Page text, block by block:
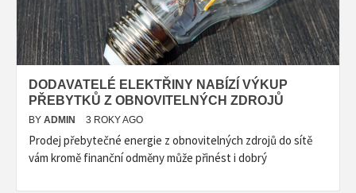
DODAVATELÉ ELEKTŘINY NABÍZÍ VÝKUP
PŘEBYTKŮ Z OBNOVITELNÝCH ZDROJŮ
BY ADMIN 3 ROKY AGO
Prodej přebytečné energie z obnovitelných zdrojů do sítě
vám kromě finanční odměny může přinést i dobrý